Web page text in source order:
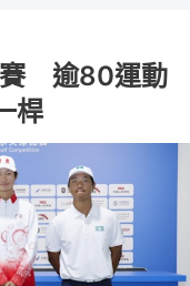
賽 逾80運動
桿